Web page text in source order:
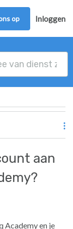
op Inloggen
aan
Academy en je